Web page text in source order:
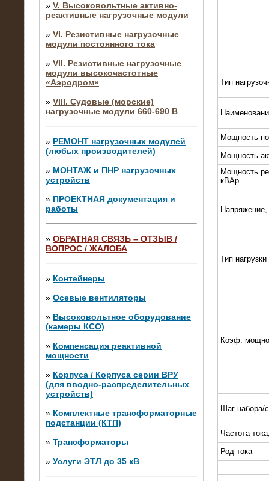
» V. Высоковольтные активно-
реактивные нагрузочные модули
» VI. Резистивные нагрузочные
модули постоянного тока
» VII. Резистивные нагрузочные
модули высокочастотные
«Аэродром»
» VIII. Судовые (морские)
нагрузочные модули 660-690 В
» РЕМОНТ нагрузочных модулей
(любых производителей)
» МОНТАЖ и ПНР нагрузочных
устройств
» ПРОЕКТНАЯ документация и
работы
» ОБРАТНАЯ СВЯЗЬ – ОТЗЫВ /
ВОПРОС / ЖАЛОБА
» Контейнеры
» Осевые вентиляторы
» Высоковольтное оборудование
(камеры КСО)
» Компенсация реактивной
мощности
» Корпуса / Корпуса серии ВРУ
(для вводно-распределительных
устройств)
» Комплектные трансформаторные
подстанции (КТП)
» Трансформаторы
» Услуги ЭТЛ до 35 кВ
10.04.2015
Аренда нагрузочного модуля 4 МВт,
10 кВ
28.02.2015
Нагрузочные модули 700 кВт (4
штуки)
Тип
Мощность
Мощность
Мощность
кВАр
Тип нагрузки
Коэф.
Шаг набора/
Частота
Род тока